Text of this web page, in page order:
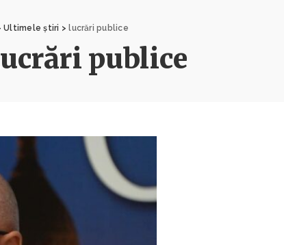
Ultimele știri >lucrări publice
publice